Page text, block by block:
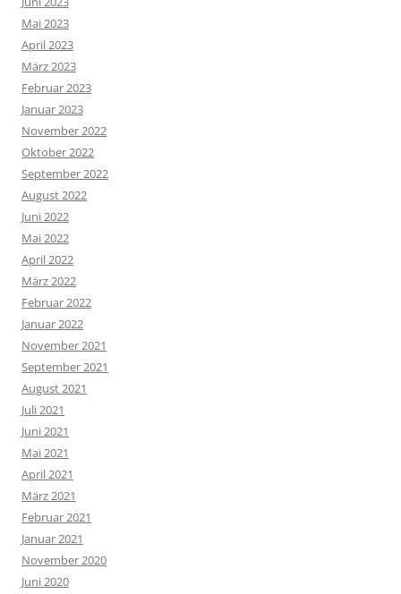
Mai 2023
April 2023
März 2023
Februar 2023
Januar 2023
November 2022
Oktober 2022
September 2022
August 2022
Juni 2022
Mai 2022
April 2022
März 2022
Februar 2022
Januar 2022
November 2021
September 2021
August 2021
Juli 2021
Juni 2021
Mai 2021
April 2021
März 2021
Februar 2021
Januar 2021
November 2020
Juni 2020